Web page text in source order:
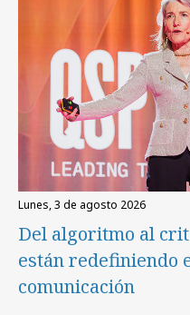
lunes, 3 de agosto 2026
Del algoritmo al
están redefiniendo
comunicación